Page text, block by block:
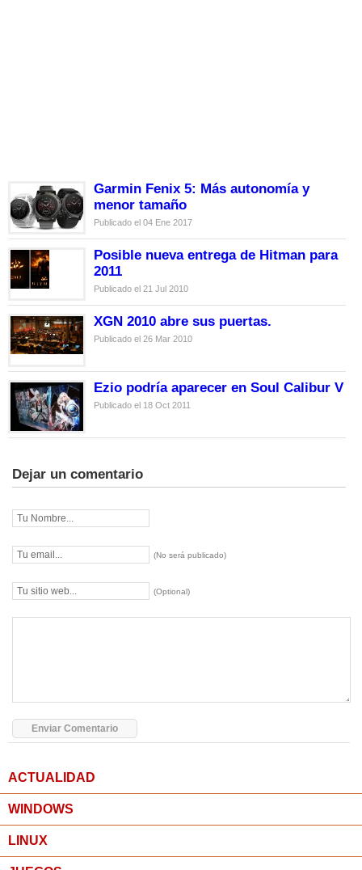
Garmin Fenix 5: Más autonomía y
menor tamaño
Publicado el 04 Ene 2017
Posible nueva entrega de Hitman para
2011
Publicado el 21 Jul 2010
XGN 2010 abre sus puertas.
Publicado el 26 Mar 2010
Ezio podría aparecer en Soul Calibur V
Publicado el 18 Oct 2011
Dejar un comentario
(No será publicado)
(Optional)
ACTUALIDAD
WINDOWS
LINUX